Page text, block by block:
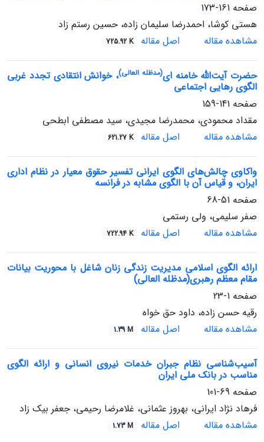
صفحه 161-173
هستی کوشا، احمدرضا سلیمان زاده، حسین رستم زاد
مشاهده مقاله
اصل مقاله 725.92 K
حضرت آیت‌الله خامنه ای(مدظله العالی)، خوانش انتقادی تجدد غربی
الگوی رهایی اجتماعی
صفحه 141-159
مقداد محمودی، محمدرضا مجیدی، سید مصطفی ابطحی
مشاهده مقاله
اصل مقاله 621.27 K
واکاوی چالش‌های الگوی ایرانی تفسیر حقوق معیار در نظام اداری
ایران، و قیاس آن با الگوی مشابه در فرانسه
صفحه 51-68
صفر سلیمی، ولی رستمی
مشاهده مقاله
اصل مقاله 722.94 K
ارائه الگوی اسلامی مدیریت زندگی زنان شاغل با محوریت بیانات
مقام معظم رهبری(مدظله العالی)
صفحه 1-23
رقیه حسن زاده، داود حق خواه
مشاهده مقاله
اصل مقاله 1.39 M
آسیب‌شناسی نظام جبران خدمات نیروی انسانی و ارائه الگوی
مناسب در بانک ملی ایران
صفحه 69-101
فرهاد نژاد ایرانی، بهروز عثمانی، غلامرضا رحیمی، جعفر بیک زاد
مشاهده مقاله
اصل مقاله 1.73 M